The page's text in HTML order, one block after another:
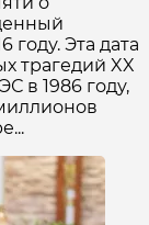
Эта дата
трагедий XX
в 1986 году,